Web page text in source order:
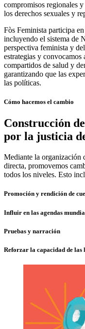
compromisos regionales
los derechos sexuales y
Fòs Feminista participa
incluyendo el sistema de
perspectiva feminista y
estrategias y
compartidos de salud y
garantizando que las
las políticas.
Cómo hacemos el cambio
Construcción
por la justicia
Mediante la organización
directa, promovemos
todos los niveles. Esto
Promoción y rendición de
Influir en las agendas
Pruebas y narración
Reforzar la capacidad de las